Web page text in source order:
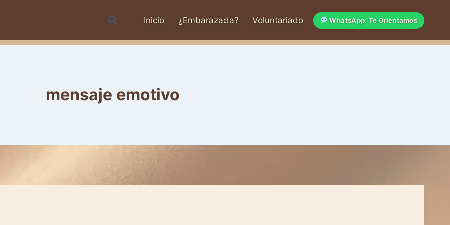
Inicio ¿Embarazada? Voluntariado WhatsApp: Te Orientamos
mensaje emotivo